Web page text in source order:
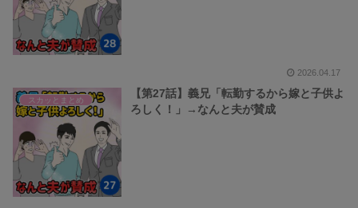
2026.04.17
スカッとまとめ
【第27話】義兄「転勤するから嫁と子供よ
ろしく！」→なんと夫が賛成